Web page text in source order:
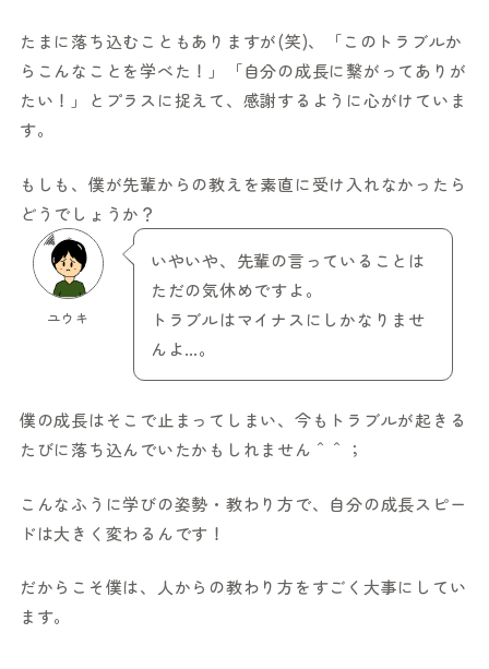
たまに落ち込むこともありますが(笑)、「このトラブルか
らこんなことを学べた！」「自分の成長に繋がってありが
たい！」とプラスに捉えて、感謝するように心がけていま
す。
もしも、僕が先輩からの教えを素直に受け入れなかったら
どうでしょうか？
ユウキ
いやいや、先輩の言っていることは
ただの気休めですよ。
トラブルはマイナスにしかなりませ
んよ…。
僕の成長はそこで止まってしまい、今もトラブルが起きる
たびに落ち込んでいたかもしれません＾＾；
こんなふうに学びの姿勢・教わり方で、自分の成長スピー
ドは大きく変わるんです！
だからこそ僕は、人からの教わり方をすごく大事にしてい
ます。